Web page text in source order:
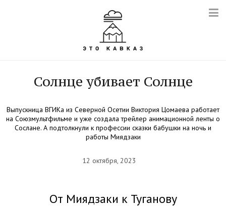
Солнце убивает Солнце
Выпускница ВГИКа из Северной Осетии Виктория Цомаева работает
на Союзмультфильме и уже создала трейлер анимационной ленты о
Сослане. А подтолкнули к профессии сказки бабушки на ночь и
работы Миядзаки
12 октября, 2023
От Миядзаки к Туганову